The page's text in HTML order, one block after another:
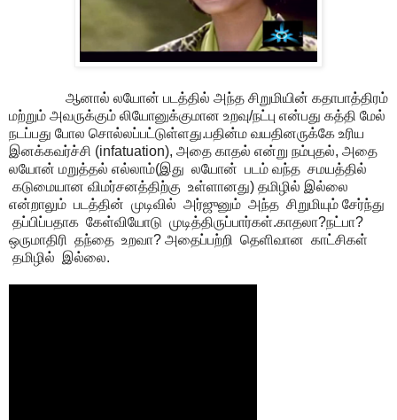
ஆனால் லயோன் படத்தில் அந்த சிறுமியின் கதாபாத்திரம்
மற்றும் அவருக்கும் லியோனுக்குமான உறவு/நட்பு என்பது கத்தி மேல்
நடப்பது போல சொல்லப்பட்டுள்ளது.பதின்ம வயதினருக்கே உரிய
இனக்கவர்ச்சி (infatuation), அதை காதல் என்று நம்புதல், அதை
லயோன் மறுத்தல் எல்லாம்(இது லயோன் படம் வந்த சமயத்தில்
கடுமையான விமர்சனத்திற்கு உள்ளானது) தமிழில் இல்லை
என்றாலும் படத்தின் முடிவில் அர்ஜுனும் அந்த சிறுமியும் சேர்ந்து
தப்பிப்பதாக கேள்வியோடு முடித்திருப்பார்கள்.காதலா?நட்பா?
ஒருமாதிரி தந்தை உறவா? அதைப்பற்றி தெளிவான காட்சிகள்
தமிழில் இல்லை.